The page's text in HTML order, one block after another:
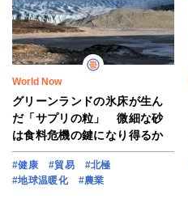
World Now
グリーンランドの氷床が生ん
だ「サプリの粒」 微細な砂
は食料危機の鍵になり得るか
#健康 #貿易
#北極
#地球温暖化
#農業